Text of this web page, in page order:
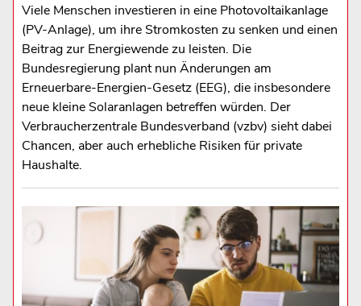
Viele Menschen investieren in eine Photovoltaikanlage
(PV-Anlage), um ihre Stromkosten zu senken und einen
Beitrag zur Energiewende zu leisten. Die
Bundesregierung plant nun Änderungen am
Erneuerbare-Energien-Gesetz (EEG), die insbesondere
neue kleine Solaranlagen betreffen würden. Der
Verbraucherzentrale Bundesverband (vzbv) sieht dabei
Chancen, aber auch erhebliche Risiken für private
Haushalte.